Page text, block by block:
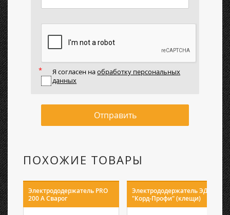
Я согласен наобработку персональных
данных
Отправить
ПОХОЖИЕ ТОВАРЫ
Электрододержатель PRO
200 А Сварог
Электрододержатель ЭД-50
"Корд-Профи" (клещи)